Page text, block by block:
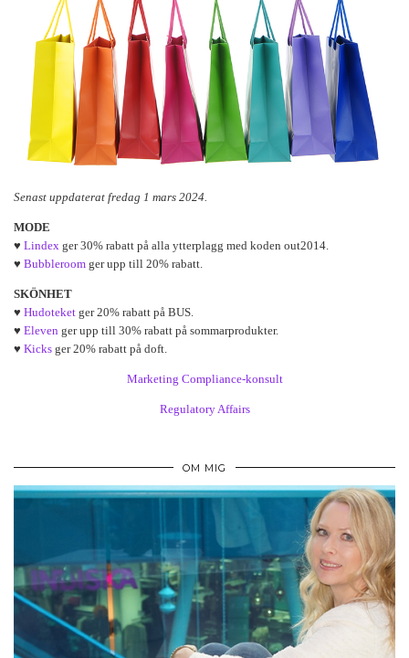
Senast uppdaterat fredag 1 mars 2024.
MODE
♥ Lindex ger 30% rabatt på alla ytterplagg med koden out2014.
♥ Bubbleroom ger upp till 20% rabatt.
SKÖNHET
♥ Hudoteket ger 20% rabatt på BUS.
♥ Eleven ger upp till 30% rabatt på sommarprodukter.
♥ Kicks ger 20% rabatt på doft.
Marketing Compliance-konsult
Regulatory Affairs
OM MIG